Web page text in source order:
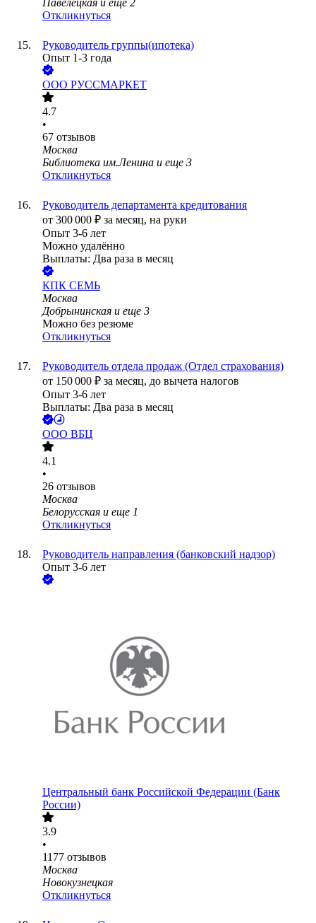
Павелецкая и еще 2
Откликнуться
Руководитель группы(ипотека)
Опыт 1-3 года
ООО РУССМАРКЕТ
4.7
•
67 отзывов
Москва
Библиотека им.Ленина и еще 3
Откликнуться
Руководитель департамента кредитования
от 300 000 ₽ за месяц, на руки
Опыт 3-6 лет
Можно удалённо
Выплаты: Два раза в месяц
КПК СЕМЬ
Москва
Добрынинская и еще 3
Можно без резюме
Откликнуться
Руководитель отдела продаж (Отдел страхования)
от 150 000 ₽ за месяц, до вычета налогов
Опыт 3-6 лет
Выплаты: Два раза в месяц
ООО ВБЦ
4.1
•
26 отзывов
Москва
Белорусская и еще 1
Откликнуться
Руководитель направления (банковский надзор)
Опыт 3-6 лет
Центральный банк Российской Федерации (Банк
России)
3.9
•
1177 отзывов
Москва
Новокузнецкая
Откликнуться